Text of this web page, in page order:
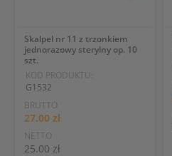
Skalpel nr 11 z trzonkiem
jednorazowy sterylny op. 10
szt.
KOD PRODUKTU:
G1532
BRUTTO
27.00 zł
NETTO
25.00 zł